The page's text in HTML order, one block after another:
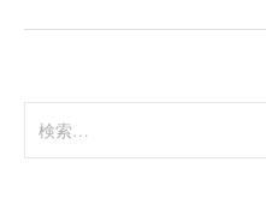
索: